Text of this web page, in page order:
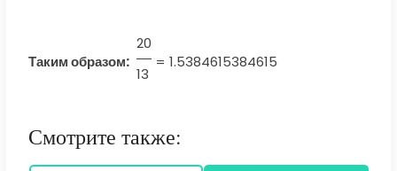
Таким образом:
20
13
= 1.5384615384615
Смотрите также: